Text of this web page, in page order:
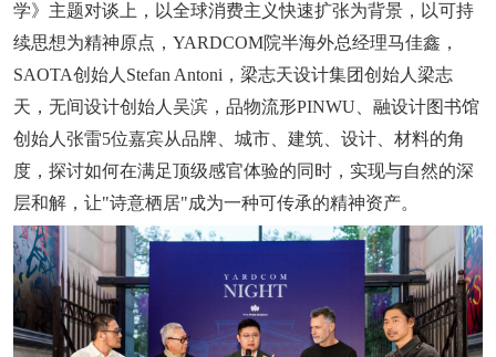
学》主题对谈上，以全球消费主义快速扩张为背景，以可持
续思想为精神原点，YARDCOM院半海外总经理马佳鑫，
SAOTA创始人Stefan Antoni，梁志天设计集团创始人梁志
天，无间设计创始人吴滨，品物流形PINWU、融设计图书馆
创始人张雷5位嘉宾从品牌、城市、建筑、设计、材料的角
度，探讨如何在满足顶级感官体验的同时，实现与自然的深
层和解，让"诗意栖居"成为一种可传承的精神资产。